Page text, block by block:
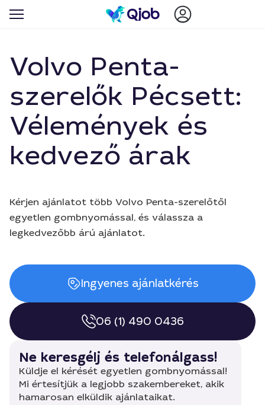
Volvo Penta-
szerelők Pécsett:
Vélemények és
kedvező árak
Kérjen ajánlatot több Volvo Penta-szerelőtől
egyetlen gombnyomással, és válassza a
legkedvezőbb árú ajánlatot.
Ingyenes ajánlatkérés
06 (1) 490 0436
Ne keresgélj és telefonálgass!
Küldje el kérését egyetlen gombnyomással!
Mi értesítjük a legjobb szakembereket, akik
hamarosan elküldik ajánlataikat.